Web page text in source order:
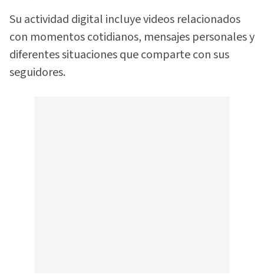
Su actividad digital incluye videos relacionados
con momentos cotidianos, mensajes personales y
diferentes situaciones que comparte con sus
seguidores.